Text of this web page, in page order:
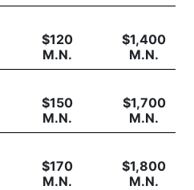
$120
M.N.
$1,400
M.N.
$150
M.N.
$1,700
M.N.
$170
M.N.
$1,800
M.N.